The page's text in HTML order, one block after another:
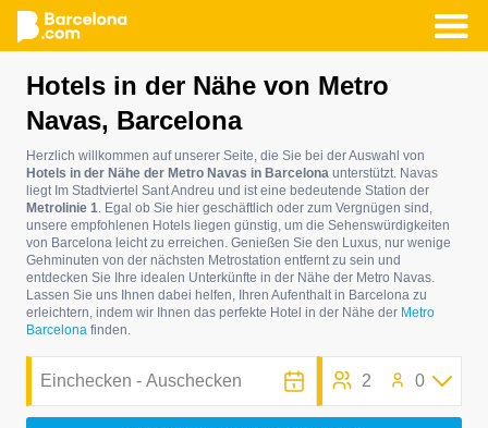
zum
Inhalt
Hotels in der Nähe von Metro
Navas, Barcelona
Herzlich willkommen auf unserer Seite, die Sie bei der Auswahl von
Hotels in der Nähe der Metro Navas in Barcelona unterstützt. Navas
liegt Im Stadtviertel Sant Andreu und ist eine bedeutende Station der
Metrolinie 1. Egal ob Sie hier geschäftlich oder zum Vergnügen sind,
unsere empfohlenen Hotels liegen günstig, um die Sehenswürdigkeiten
von Barcelona leicht zu erreichen. Genießen Sie den Luxus, nur wenige
Gehminuten von der nächsten Metrostation entfernt zu sein und
entdecken Sie Ihre idealen Unterkünfte in der Nähe der Metro Navas.
Lassen Sie uns Ihnen dabei helfen, Ihren Aufenthalt in Barcelona zu
erleichtern, indem wir Ihnen das perfekte Hotel in der Nähe der Metro
Barcelona finden.
2 0